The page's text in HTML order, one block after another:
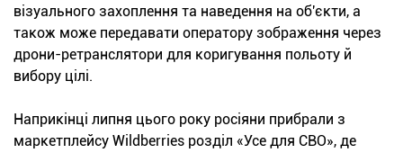
візуального захоплення та наведення на об'єкти, а
також може передавати оператору зображення через
дрони-ретранслятори для коригування польоту й
вибору цілі.
Наприкінці липня цього року росіяни прибрали з
маркетплейсу Wildberries розділ «Усе для СВО», де